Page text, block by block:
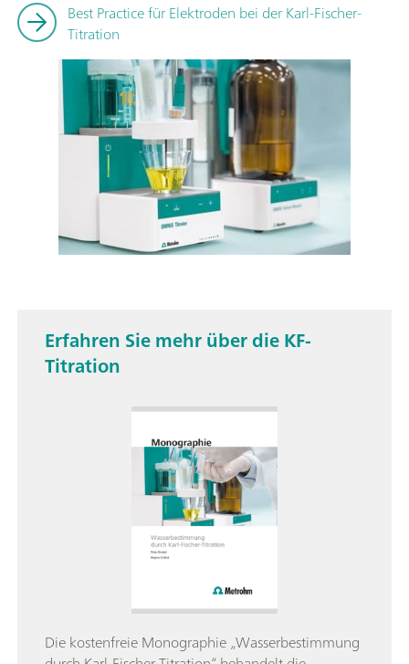
Best Practice für Elektroden bei der Karl-Fischer-
Titration
Erfahren Sie mehr über die KF-
Titration
Die kostenfreie Monographie „Wasserbestimmung